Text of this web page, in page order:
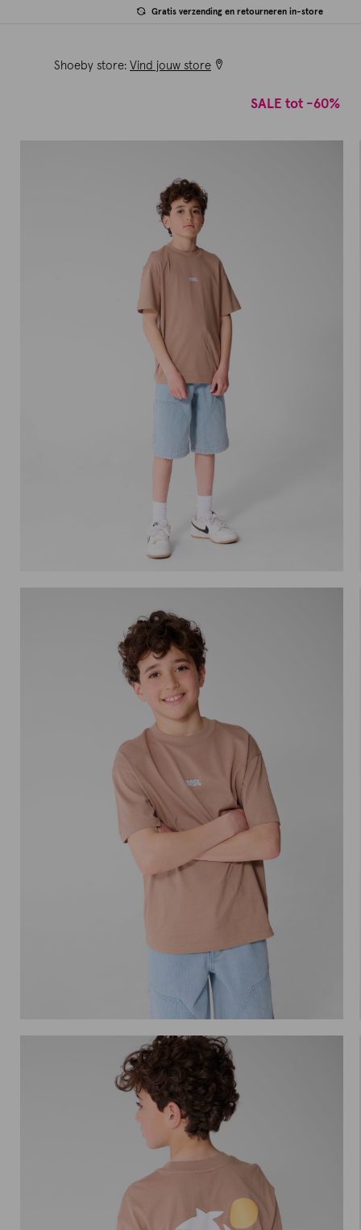
Gratis verzending en retourneren in-store
Shoeby store: Vind jouw store
SALE tot -60%